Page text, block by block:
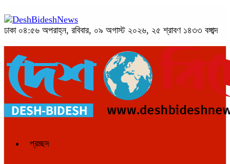
ঢাকা ০৪:৫৬ অপরাহ্ন, রবিবার, ০৯ অগাস্ট ২০২৬, ২৫ শ্রাবণ ১৪৩৩ বঙ্গাব্দ
প্রচ্ছদ